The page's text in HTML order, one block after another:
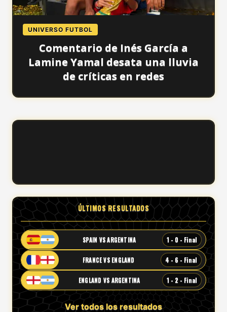
UNIVERSO FUTBOL
Comentario de Inés García a
Lamine Yamal desata una lluvia
de críticas en redes
ÚLTIMOS RESULTADOS
SPAIN VS ARGENTINA 1 - 0 - Final
FRANCE VS ENGLAND 4 - 6 - Final
ENGLAND VS ARGENTINA 1 - 2 - Final
Ver todos los resultados